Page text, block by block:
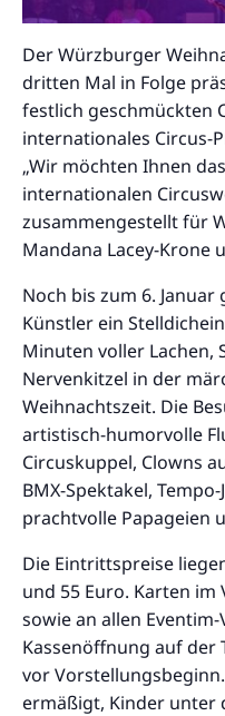
Der Würzburger
dritten Mal in Folge
festlich geschmückten
internationales Circus-
„Wir möchten Ihnen
internationalen
zusammengestellt für
Mandana Lacey-Krone
Noch bis zum 6.
Künstler ein
Minuten voller Lachen,
Nervenkitzel in der
Weihnachtszeit. Die
artistisch-humorvolle
Circuskuppel, Clowns
BMX-Spektakel,
prachtvolle Papageien
Die Eintrittspreise
und 55 Euro. Karten im
sowie an allen
Kassenöffnung auf der
vor
ermäßigt, Kinder unter